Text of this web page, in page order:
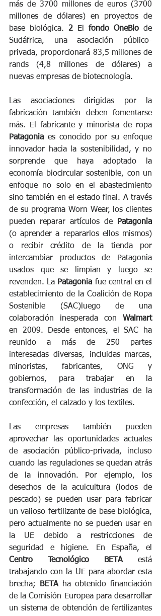
más de 3700 millones de euros (3700
millones de dólares) en proyectos de
base biológica. 2 El fondo OneBio de
Sudáfrica, una asociación público-
privada, proporcionará 83,5 millones de
rands (4,8 millones de dólares) a
nuevas empresas de biotecnología.
Las asociaciones dirigidas por la
fabricación también deben fomentarse
Patagonia es conocido por su enfoque
innovador hacia la sostenibilidad, y no
sorprende que haya adoptado la
economía biocircular sostenible, con un
enfoque no solo en el abastecimiento
sino también en el estado final. A través
de su programa Worn Wear, los clientes
pueden reparar artículos de Patagonia
(o aprender a repararlos ellos mismos)
o recibir crédito de la tienda por
intercambiar productos de Patagonia
usados ​​que se limpian y luego se
revenden. La Patagonia fue central en el
establecimiento de la Coalición de Ropa
Sostenible (SAC)luego de una
colaboración inesperada con Walmart
en 2009. Desde entonces, el SAC ha
reunido a más de 250 partes
interesadas diversas, incluidas marcas,
minoristas, fabricantes, ONG y
gobiernos, para trabajar en la
transformación de las industrias de la
confección, el calzado y los textiles.
Las empresas también pueden
aprovechar las oportunidades actuales
de asociación público-privada, incluso
cuando las regulaciones se quedan atrás
de la innovación. Por ejemplo, los
desechos de la acuicultura (lodos de
pescado) se pueden usar para fabricar
un valioso fertilizante de base biológica,
pero actualmente no se pueden usar en
la UE debido a restricciones de
Centro Tecnológico BETA está
trabajando con la UE para abordar esta
brecha; BETA ha obtenido financiación
de la Comisión Europea para desarrollar
un sistema de obtención de fertilizantes